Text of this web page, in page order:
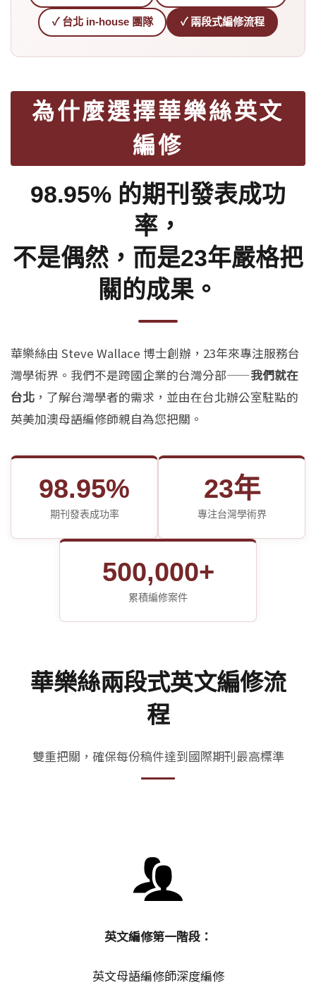
✓ 台北 in-house 團隊 ✓ 兩段式編修流程
為什麼選擇華樂絲英文
編修
98.95% 的期刊發表成功
率，
不是偶然，而是23年嚴格把
關的成果。
華樂絲由 Steve Wallace 博士創辦，23年來專注服務台
灣學術界。我們不是跨國企業的台灣分部——我們就在
台北 ，了解台灣學者的需求，並由在台北辦公室駐點的
英美加澳母語編修師親自為您把關。
98.95%
期刊發表成功率
23年
專注台灣學術界
500,000+
累積編修案件
華樂絲兩段式英文編修流
程
雙重把關，確保每份稿件達到國際期刊最高標準
英文編修第一階段：
英文母語編修師深度編修